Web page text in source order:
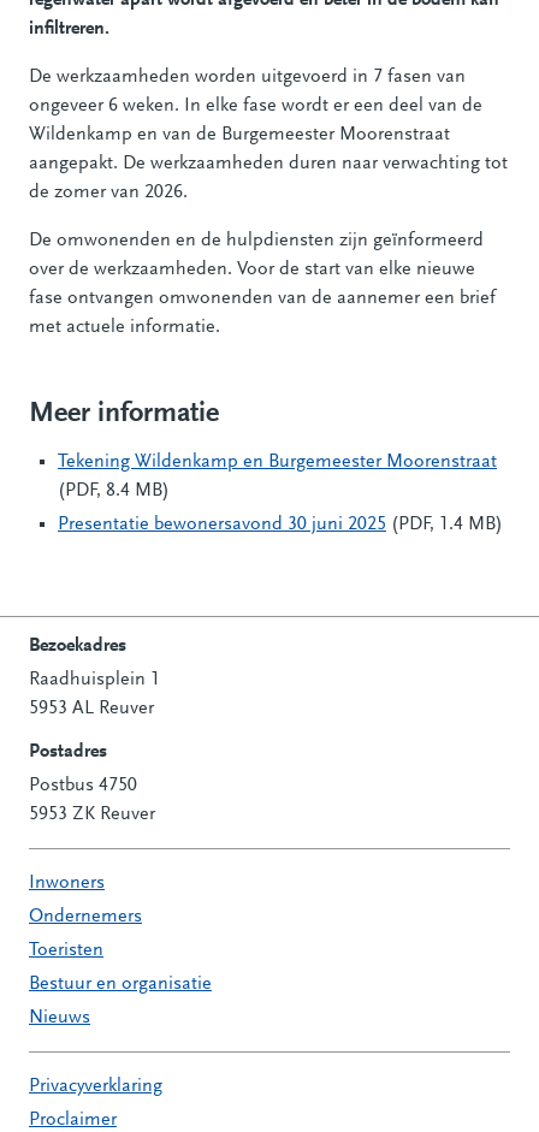
infiltreren.
De werkzaamheden worden uitgevoerd in 7 fasen van
ongeveer 6 weken. In elke fase wordt er een deel van de
Wildenkamp en van de Burgemeester Moorenstraat
aangepakt. De werkzaamheden duren naar verwachting tot
de zomer van 2026.
De omwonenden en de hulpdiensten zijn geïnformeerd
over de werkzaamheden. Voor de start van elke nieuwe
fase ontvangen omwonenden van de aannemer een brief
met actuele informatie.
Meer informatie
Tekening Wildenkamp en Burgemeester Moorenstraat
(PDF, 8.4 MB)
Presentatie bewonersavond 30 juni 2025 (PDF, 1.4 MB)
Contactinformatie
Bezoekadres
Raadhuisplein 1
5953 AL Reuver
Postadres
Postbus 4750
5953 ZK Reuver
Inwoners
Ondernemers
Toeristen
Bestuur en organisatie
Nieuws
Privacyverklaring
Proclaimer